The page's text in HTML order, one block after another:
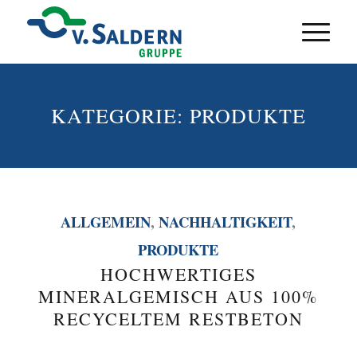
KATEGORIE: PRODUKTE
ALLGEMEIN,NACHHALTIGKEIT,
PRODUKTE
HOCHWERTIGES
MINERALGEMISCH AUS 100%
RECYCELTEM RESTBETON